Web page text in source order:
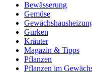
Bewässerung
Gemüse
Gurken
Kräuter
Magazin & Tipps
Pflanzen
Pflanzen im